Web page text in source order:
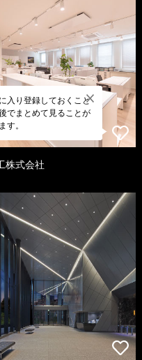
入り登録しておくこと
でまとめて見ることが
す。
株式会社